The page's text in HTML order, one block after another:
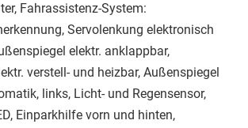
Fahrassistenz-System:
Servolenkung elektronisch
elektr. anklappbar,
verstell- und heizbar, Außenspiegel
links, Licht- und Regensensor,
Einparkhilfe vorn und hinten,